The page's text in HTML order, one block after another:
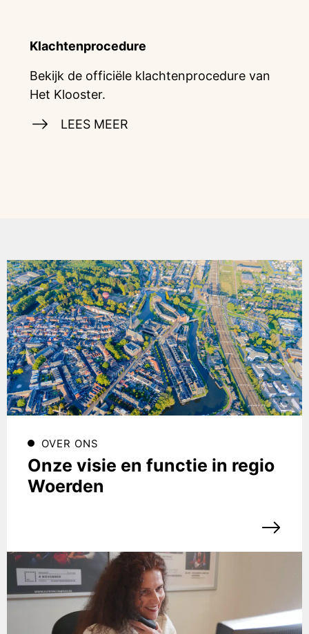
Klachtenprocedure
Bekijk de officiële klachtenprocedure van
Het Klooster.
LEES MEER
OVER ONS
Onze visie en functie in regio
Woerden